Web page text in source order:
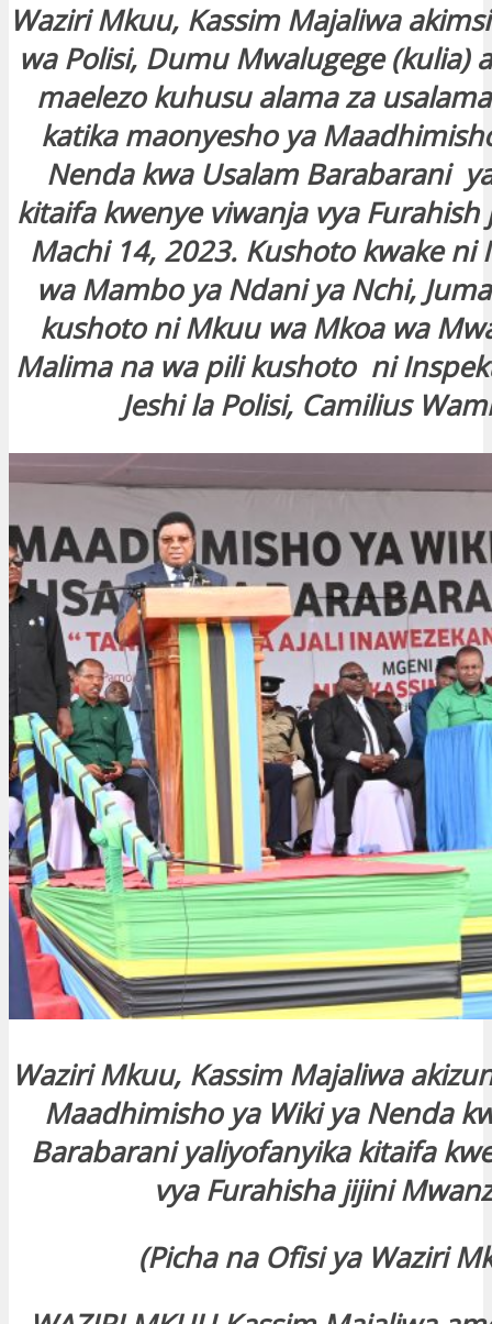
Waziri Mkuu, Kassim Majaliwa
wa Polisi, Dumu Mwalugege (kulia)
maelezo kuhusu alama za
katika maonyesho ya
Nenda kwa Usalam Barabarani
kitaifa kwenye viwanja vya Furahish
Machi 14, 2023. Kushoto kwake ni
wa Mambo ya Ndani ya Nchi,
kushoto ni Mkuu wa Mkoa wa
Malima na wa pili kushoto ni
Jeshi la Polisi, Camilius
Waziri Mkuu, Kassim Majaliwa
Maadhimisho ya Wiki ya Nenda
Barabarani yaliyofanyika kitaifa
vya Furahisha jijini
(Picha na Ofisi ya Waziri